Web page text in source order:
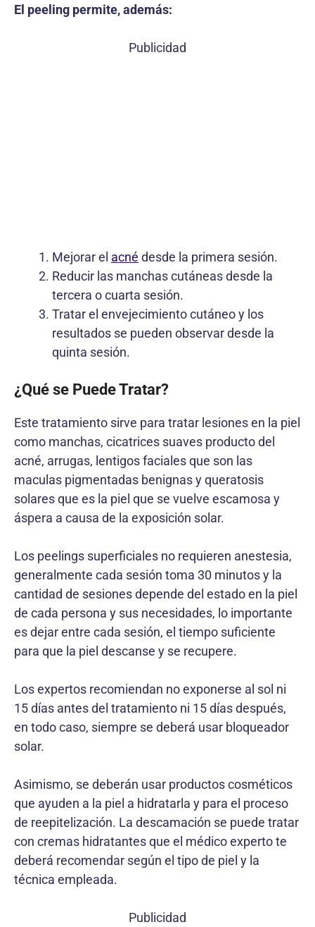
El peeling permite, además:
Publicidad
Mejorar el acné desde la primera sesión.
Reducir las manchas cutáneas desde la
tercera o cuarta sesión.
Tratar el envejecimiento cutáneo y los
resultados se pueden observar desde la
quinta sesión.
¿Qué se Puede Tratar?
Este tratamiento sirve para tratar lesiones en la piel
como manchas, cicatrices suaves producto del
acné, arrugas, lentigos faciales que son las
maculas pigmentadas benignas y queratosis
solares que es la piel que se vuelve escamosa y
áspera a causa de la exposición solar.
Los peelings superficiales no requieren anestesia,
generalmente cada sesión toma 30 minutos y la
cantidad de sesiones depende del estado en la piel
de cada persona y sus necesidades, lo importante
es dejar entre cada sesión, el tiempo suficiente
para que la piel descanse y se recupere.
Los expertos recomiendan no exponerse al sol ni
15 días antes del tratamiento ni 15 días después,
en todo caso, siempre se deberá usar bloqueador
solar.
Asimismo, se deberán usar productos cosméticos
que ayuden a la piel a hidratarla y para el proceso
de reepitelización. La descamación se puede tratar
con cremas hidratantes que el médico experto te
deberá recomendar según el tipo de piel y la
técnica empleada.
Publicidad